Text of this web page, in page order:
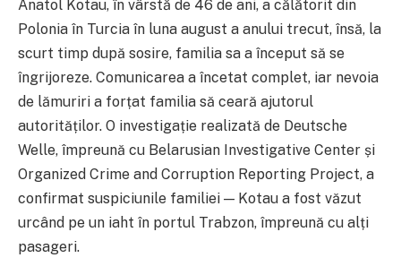
Anatol Kotau, în vârstă de 46 de ani, a călătorit din
Polonia în Turcia în luna august a anului trecut, însă, la
scurt timp după sosire, familia sa a început să se
îngrijoreze. Comunicarea a încetat complet, iar nevoia
de lămuriri a forțat familia să ceară ajutorul
autorităților. O investigație realizată de Deutsche
Welle, împreună cu Belarusian Investigative Center și
Organized Crime and Corruption Reporting Project, a
confirmat suspiciunile familiei — Kotau a fost văzut
urcând pe un iaht în portul Trabzon, împreună cu alți
pasageri.